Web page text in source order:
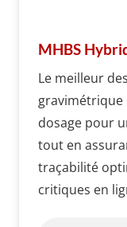
MHBS
Le meilleur
gravimétrique
dosage pour
tout en
traçabilité
critiques en